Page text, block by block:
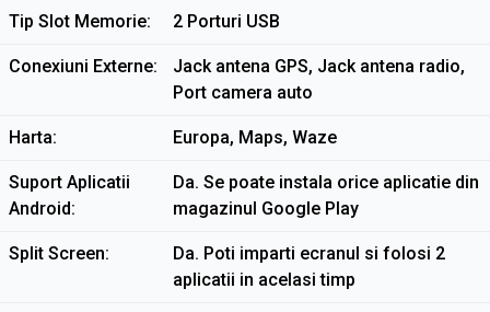
Tip Slot Memorie 2 Porturi USB
Conexiuni Externe
Jack antena GPS, Jack antena radio,
Port camera auto
Harta Europa, Maps, Waze
Suport Aplicatii
Android
Da. Se poate instala orice aplicatie din
magazinul Google Play
Split Screen
Da. Poti imparti ecranul si folosi 2
aplicatii in acelasi timp